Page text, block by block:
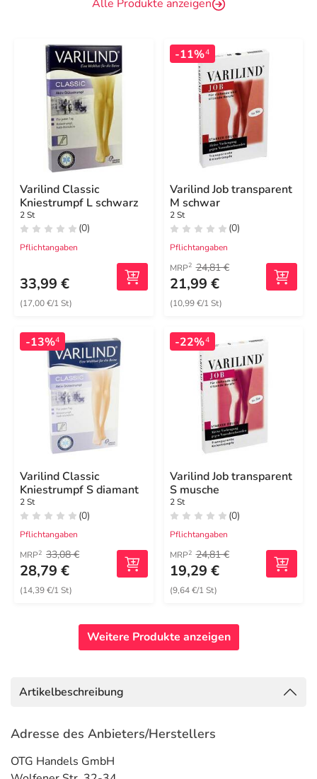
Alle Produkte anzeigen
Varilind Classic
Kniestrumpf L schwarz
2 St
(0)
Pflichtangaben
33,99 €
(17,00 €/1 St)
-11%4
Varilind Job transparent
M schwar
2 St
(0)
Pflichtangaben
MRP2 24,81 €
21,99 €
(10,99 €/1 St)
-13%4
Varilind Classic
Kniestrumpf S diamant
2 St
(0)
Pflichtangaben
MRP2 33,08 €
28,79 €
(14,39 €/1 St)
-22%4
Varilind Job transparent
S musche
2 St
(0)
Pflichtangaben
MRP2 24,81 €
19,29 €
(9,64 €/1 St)
Weitere Produkte anzeigen
Artikelbeschreibung
Adresse des Anbieters/Herstellers
OTG Handels GmbH